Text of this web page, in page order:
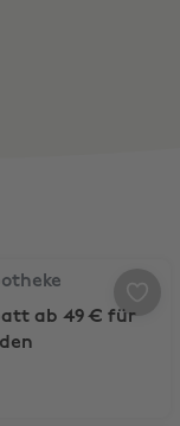
Tarif + 15
15 % Rabatt ab
ab 49 € für